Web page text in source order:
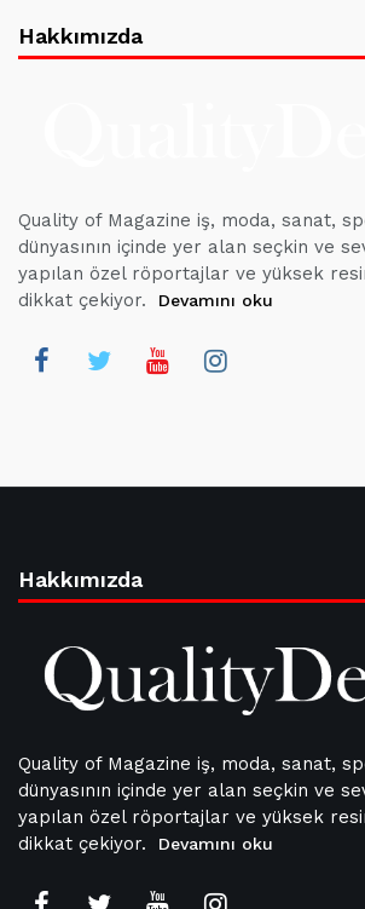
Hakkımızda
Quality of Magazine iş, moda, sanat,
dünyasının içinde yer alan seçkin ve
yapılan özel röportajlar ve yüksek
dikkat çekiyor.
Devamını oku
Hakkımızda
Quality of Magazine iş, moda, sanat,
dünyasının içinde yer alan seçkin ve
yapılan özel röportajlar ve yüksek
dikkat çekiyor.
Devamını oku